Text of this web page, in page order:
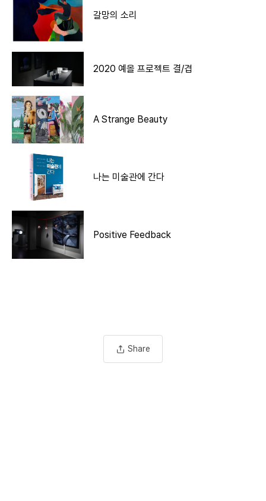
갈망의 소리
2020 예올 프로젝트 결/겹
A Strange Beauty
나는 미술관에 간다
Positive Feedback
Share